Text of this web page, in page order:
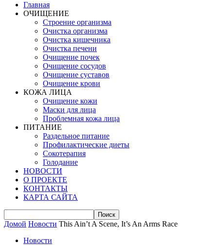
Главная
ОЧИЩЕНИЕ
Строение организма
Очистка организма
Очистка кишечника
Очистка печени
Очищение почек
Очищение сосудов
Очищение суставов
Очищение крови
КОЖА ЛИЦА
Очищение кожи
Маски для лица
Проблемная кожа лица
ПИТАНИЕ
Раздельное питание
Профилактические диеты
Сокотерапия
Голодание
НОВОСТИ
О ПРОЕКТЕ
КОНТАКТЫ
КАРТА САЙТА
Домой Новости This Ain’t A Scene, It’s An Arms Race
Новости